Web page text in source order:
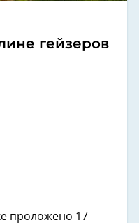
гейзеров
проложено 17